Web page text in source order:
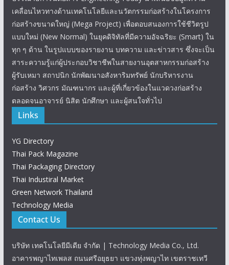
เคลื่อนไหวทางด้านเทคโนโลยีและนวัตกรรมก่อสร้างในโครงการ
ก่อสร้างขนาดใหญ่ (Mega Project) เพื่อตอบสนองการใช้ชีวิตรูป
แบบใหม่ (New Normal) ในยุคดิจิทัลที่มีความอัจฉริยะ (Smart) ใน
ทุก ๆ ด้าน ในรูปแบบของรายงาน บทความ และข่าวสาร ซึ่งจะเป็น
สาระความรู้แก่ผู้ประกอบวิชาชีพในสายงานอุตสาหกรรมก่อสร้าง
ผู้รับเหมา สถาปนิก นักพัฒนาอสังหาริมทรัพย์ นักบริหารงาน
ก่อสร้าง วิศวกร มัณฑนากร และผู้ที่เกี่ยวข้องในแวดวงก่อสร้าง
ตลอดจนอาจารย์ นิสิต นักศึกษา และผู้สนใจทั่วไป
Links
YG Directory
Thai Pack Magazine
Thai Packaging Directory
Thai Industiral Market
Green Network Thailand
Technology Media
Contact Us
บริษัท เทคโนโลยีมีเดีย จำกัด | Technology Media Co., Ltd.
อาคารพญาไทเพลส ถนนศรีอยุธยา แขวงทุ่งพญาไท เขตราชเทวี